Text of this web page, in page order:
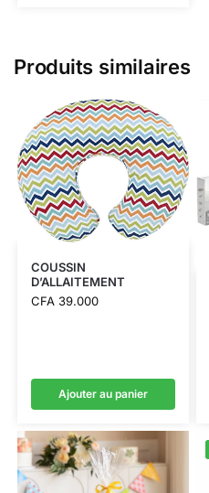
Produits similaires
COUSSIN
D’ALLAITEMENT
CFA39.000
Ajouter au panier